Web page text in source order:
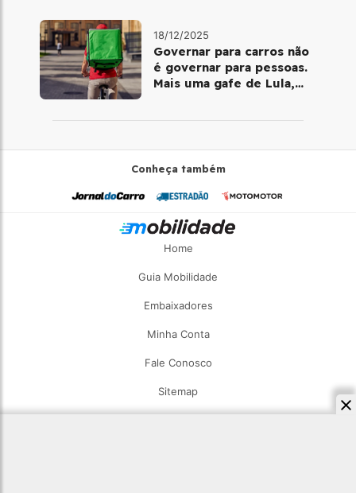
18/12/2025
Governar para carros não
é governar para pessoas.
Mais uma gafe de Lula,
Conheça também
Home
Guia Mobilidade
Embaixadores
Minha Conta
Fale Conosco
Sitemap